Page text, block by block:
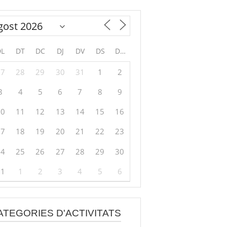
DT DC DJ DV DS DG
28 29 30 31 1
2
4 5 6 7 8
9
11 12 13 14 15
16
18 19 20 21 22
23
25 26 27 28 29
30
1 2 3 4 5 6
D'ACTIVITATS